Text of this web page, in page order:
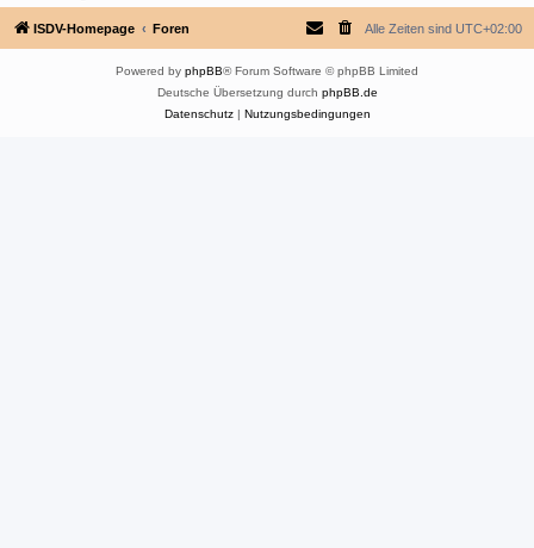
ISDV-Homepage Foren Alle Zeiten sind UTC+02:00
Powered by phpBB® Forum Software © phpBB Limited
Deutsche Übersetzung durch phpBB.de
Datenschutz| Nutzungsbedingungen